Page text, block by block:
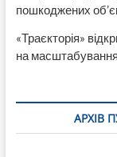
пошкоджених
«Траєкторія»
на
АРХІВ